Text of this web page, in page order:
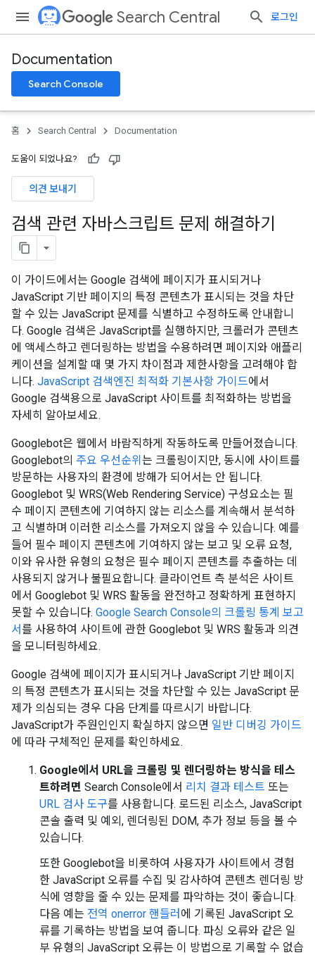
Search Central 로그인
Documentation
Search Console
홈 Search Central Documentation
도움이 되었나요?
의견 보내기
검색 관련 자바스크립트 문제 해결하기
이 가이드에서는 Google 검색에 페이지가 표시되거나
JavaScript 기반 페이지의 특정 콘텐츠가 표시되는 것을 차단
할 수 있는 JavaScript 문제를 식별하고 수정하도록 안내합니
다. Google 검색은 JavaScript를 실행하지만, 크롤러가 콘텐츠
에 액세스하고 렌더링하는 방법을 수용하려면 페이지와 애플리
케이션을 설계할 때 몇 가지 차이점과 제한사항을 고려해야 합
니다. JavaScript 검색엔진 최적화 기본사항 가이드에서
Google 검색용으로 JavaScript 사이트를 최적화하는 방법을
자세히 알아보세요.
Googlebot은 웹에서 바람직하게 작동하도록 만들어졌습니다.
Googlebot의 주요 우선순위 는 크롤링이지만, 동시에 사이트를
방문하는 사용자의 환경에 방해가 되어서는 안 됩니다.
Googlebot 및 WRS(Web Rendering Service) 구성요소는 필
수 페이지 콘텐츠에 기여하지 않는 리소스를 계속해서 분석하
고 식별하며 이러한 리소스를 가져오지 않을 수 있습니다. 예를
들어 필수 페이지 콘텐츠에 기여하지 않는 보고 및 오류 요청,
이와 유사한 유형의 요청은 필수 페이지 콘텐츠를 추출하는 데
사용되지 않거나 불필요합니다. 클라이언트 측 분석은 사이트
에서 Googlebot 및 WRS 활동을 완전하고 정확하게 표현하지
못할 수 있습니다. Google Search Console의 크롤링 통계 보고
서를 사용하여 사이트에 관한 Googlebot 및 WRS 활동과 의견
을 모니터링하세요.
Google 검색에 페이지가 표시되거나 JavaScript 기반 페이지
의 특정 콘텐츠가 표시되는 것을 차단할 수 있는 JavaScript 문
제가 의심되는 경우 다음 단계를 따르시기 바랍니다.
JavaScript가 주원인인지 확실하지 않으면 일반 디버깅 가이드
에 따라 구체적인 문제를 확인하세요.
Google에서 URL을 크롤링 및 렌더링하는 방식을 테스
트하려면 Search Console에서 리치 결과 테스트 또는
URL 검사 도구를 사용합니다. 로드된 리소스, JavaScript
콘솔 출력 및 예외, 렌더링된 DOM, 추가 정보 등을 볼 수
있습니다.
또한 Googlebot을 비롯하여 사용자가 사이트에서 경험
한 JavaScript 오류를 수집 및 감사하여 콘텐츠 렌더링 방
식에 영향을 줄 수 있는 문제를 파악하는 것이 좋습니다.
다음 예는 전역 onerror 핸들러 에 기록된 JavaScript 오
류를 기록하는 방법을 보여 줍니다. 파싱 오류와 같은 일
부 유형의 JavaScript 오류는 이 방법으로 기록할 수 없습